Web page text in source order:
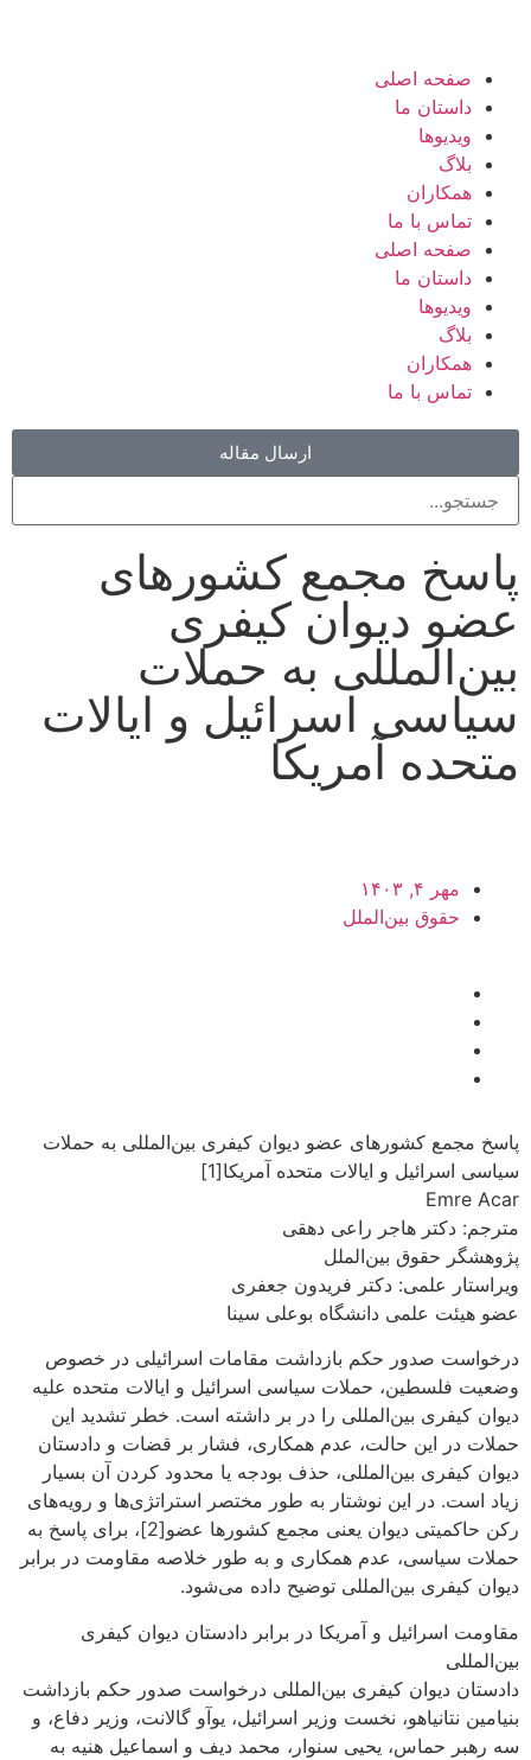
صفحه اصلی
داستان ما
ویدیوها
بلاگ
همکاران
تماس با ما
صفحه اصلی
داستان ما
ویدیوها
بلاگ
همکاران
تماس با ما
ارسال مقاله
پاسخ مجمع کشورهای
عضو دیوان کیفری
بین‌المللی به حملات
سیاسی اسرائیل و ایالات
متحده آمریکا
مهر ۴, ۱۴۰۳
حقوق بین‌الملل
پاسخ مجمع کشورهای عضو دیوان کیفری بین‌المللی به حملات
سیاسی اسرائیل و ایالات متحده آمریکا[1]
Emre Acar
مترجم: دکتر هاجر راعی دهقی
پژوهشگر حقوق بین‌الملل
ویراستار علمی: دکتر فریدون جعفری
عضو هیئت علمی دانشگاه بوعلی سینا
درخواست صدور حکم بازداشت مقامات اسرائیلی در خصوص
وضعیت فلسطین، حملات سیاسی اسرائیل و ایالات متحده علیه
دیوان کیفری بین‌المللی را در بر داشته است. خطر تشدید این
حملات در این حالت، عدم همکاری، فشار بر قضات و دادستان
دیوان کیفری بین‌المللی، حذف بودجه یا محدود کردن آن بسیار
زیاد است. در این نوشتار به طور مختصر استراتژی‌ها و رویه‌های
رکن حاکمیتی دیوان یعنی مجمع کشورها عضو[2]، برای پاسخ به
حملات سیاسی، عدم همکاری و به طور خلاصه مقاومت در برابر
دیوان کیفری بین‌المللی توضیح داده می‌شود.
مقاومت اسرائیل و آمریکا در برابر دادستان دیوان کیفری
بین‌المللی
دادستان دیوان کیفری بین‌المللی درخواست صدور حکم بازداشت
بنیامین نتانیاهو، نخست ‌وزیر اسرائیل، یوآو گالانت، وزیر دفاع، و
سه رهبر حماس، یحیی سنوار، محمد دیف و اسماعیل هنیه به